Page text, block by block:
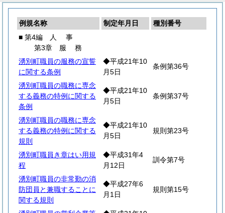
例規名称 制定年月日
種別番号
■ 第4編
人 事
第3章 服務
湧別町職員の服務の宣誓
に関する条例
◆平成21年10
月5日
条例第36号
湧別町職員の職務に専念
する義務の特例に関する
条例
◆平成21年10
月5日
条例第37号
湧別町職員の職務に専念
する義務の特例に関する
規則
◆平成21年10
月5日
規則第23号
湧別町職員き章はい用規
程
◆平成31年4
月12日
訓令第7号
湧別町職員の非常勤の消
防団員と兼職することに
関する規則
◆平成27年6
月1日
規則第15号